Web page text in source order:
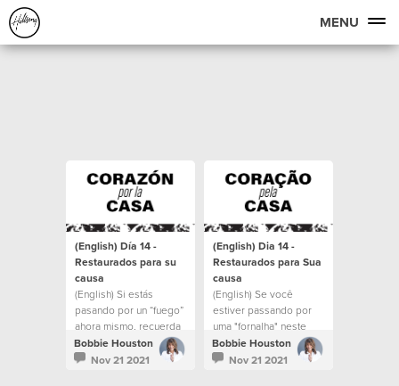
MENU
(English) Día 14 -
Restaurados para su
causa
(English) Si estás
pasando por un “fuego”
ahora mismo, recuerda
que Cristo está en el
fuego contigo.
Bobbie Houston
Nov 21 2021
(English) Dia 14 -
Restaurados para Sua
causa
(English) Se você
estiver passando por
uma "fornalha" neste
momento, lembre-se de
que Cristo está com
Bobbie Houston
Nov 21 2021